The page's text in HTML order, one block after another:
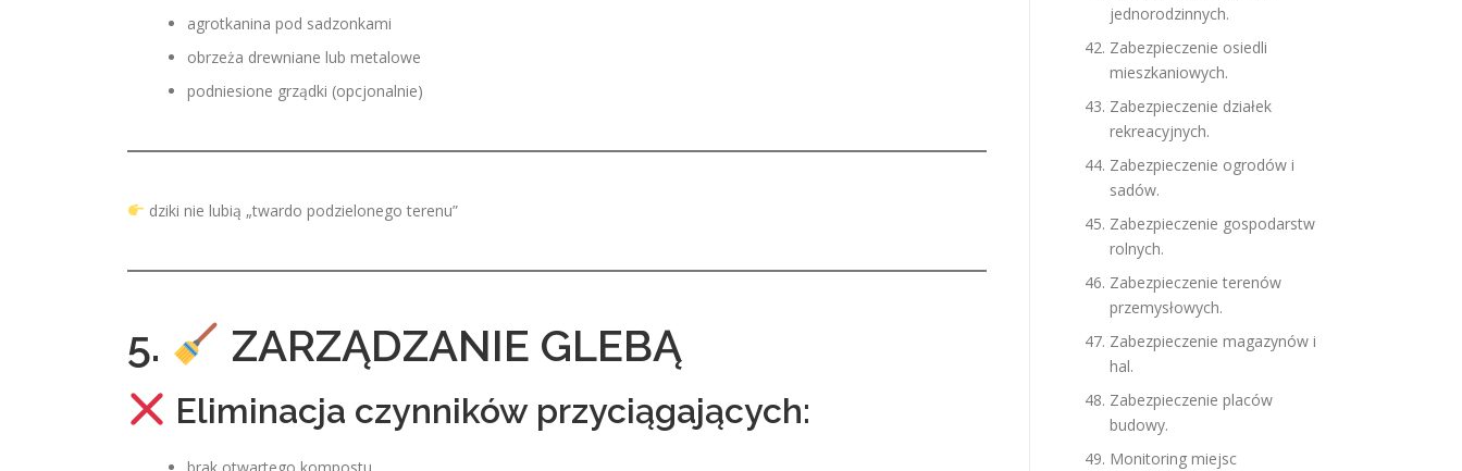
agrotkanina pod sadzonkami
obrzeża drewniane lub metalowe
podniesione grządki (opcjonalnie)
dziki nie lubią „twardo podzielonego terenu”
5. ZARZĄDZANIE GLEBĄ
Eliminacja czynników przyciągających:
jednorodzinnych.
Zabezpieczenie osiedli
mieszkaniowych.
Zabezpieczenie działek
rekreacyjnych.
Zabezpieczenie ogrodów i
sadów.
Zabezpieczenie gospodarstw
rolnych.
Zabezpieczenie terenów
przemysłowych.
Zabezpieczenie magazynów i
hal.
Zabezpieczenie placów
budowy.
Monitoring miejsc